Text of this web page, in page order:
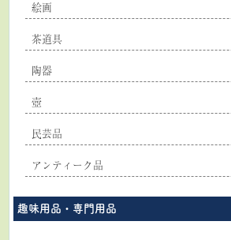
絵画
茶道具
陶器
壺
民芸品
アンティーク品
趣味用品・専門用品